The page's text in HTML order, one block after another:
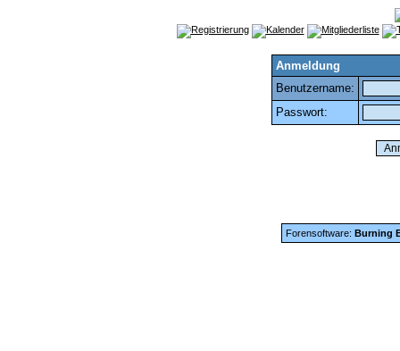
Anmeldung
Benutzername:
Passwort:
Forensoftware: Burning